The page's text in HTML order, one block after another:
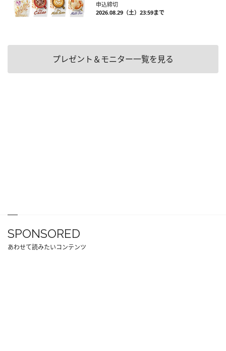
申込締切
2026.08.29（土）23:59まで
プレゼント＆モニター一覧を見る
SPONSORED
あわせて読みたいコンテンツ